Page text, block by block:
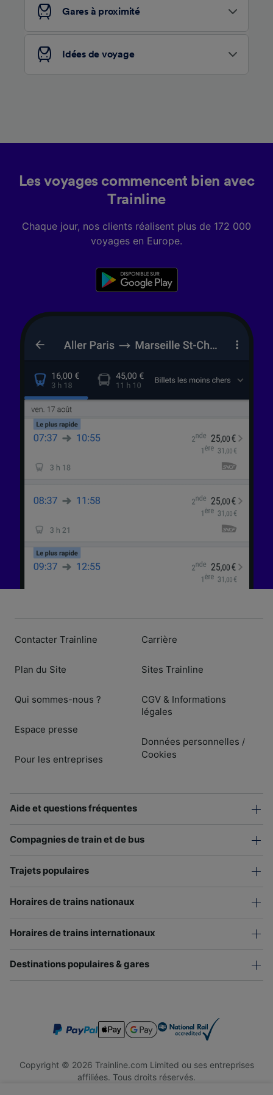
Gares à proximité
Idées de voyage
Les voyages commencent bien avec
Trainline
Chaque jour, nos clients réalisent plus de 172 000
voyages en Europe.
Contacter Trainline
Plan du Site
Qui sommes-nous ?
Espace presse
Pour les entreprises
Carrière
Sites Trainline
CGV & Informations
légales
Données personnelles /
Cookies
Aide et questions fréquentes
Compagnies de train et de bus
Trajets populaires
Horaires de trains nationaux
Horaires de trains internationaux
Destinations populaires & gares
Copyright © 2026 Trainline.com Limited ou ses entreprises
affiliées. Tous droits réservés.
services.